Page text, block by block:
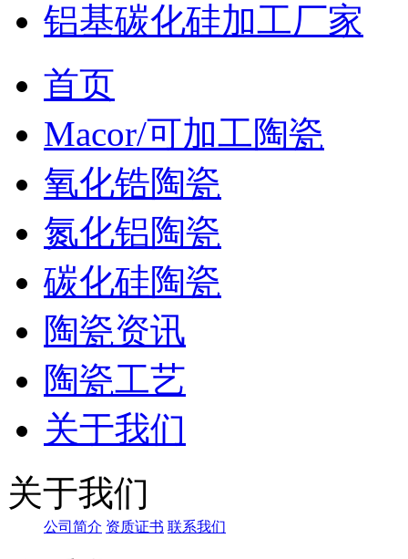
铝基碳化硅加工厂家
首页
Macor/可加工陶瓷
氧化锆陶瓷
氮化铝陶瓷
碳化硅陶瓷
陶瓷资讯
陶瓷工艺
关于我们
关于我们
公司简介 资质证书 联系我们